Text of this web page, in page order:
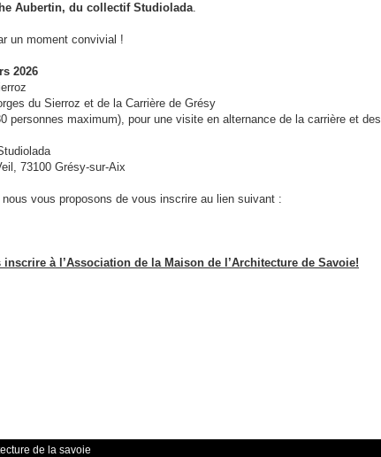
Aubertin, du collectif Studiolada.
un moment convivial !
2026
du Sierroz et de la Carrière de Grésy
personnes maximum), pour une visite en alternance de la carrière et des
73100 Grésy-sur-Aix
vous proposons de vous inscrire au lien suivant :
à l’Association de la Maison de l’Architecture de Savoie!
de la savoie